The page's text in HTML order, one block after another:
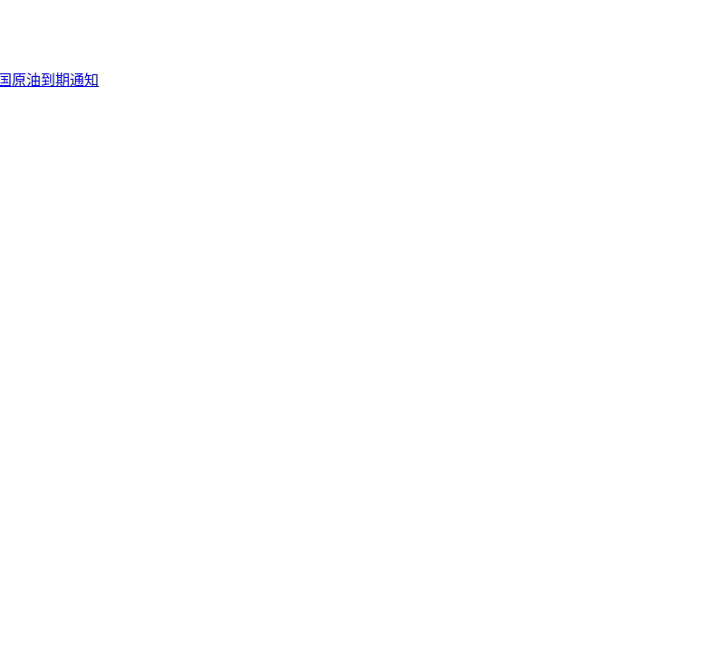
原油到期通知